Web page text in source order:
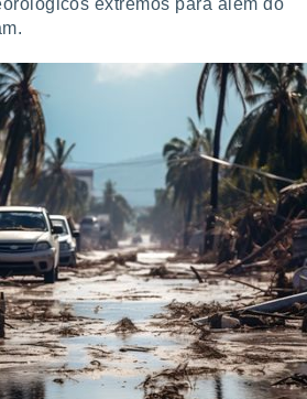
extremos para além do